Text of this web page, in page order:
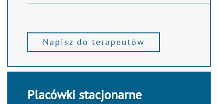
Napisz do terapeutów
Placówki stacjonarne